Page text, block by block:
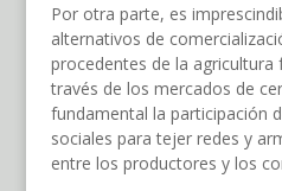
Por otra parte, es
alternativos de
procedentes de la agricultura
través de los mercados de
fundamental la participación
sociales para tejer redes y
entre los productores y los